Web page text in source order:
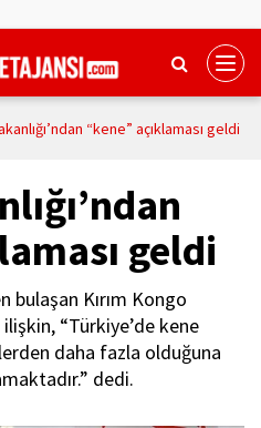
“kene” açıklaması geldi
geldi
bulaşan Kırım Kongo
ilişkin, “Türkiye’de kene
daha fazla olduğuna
dedi.